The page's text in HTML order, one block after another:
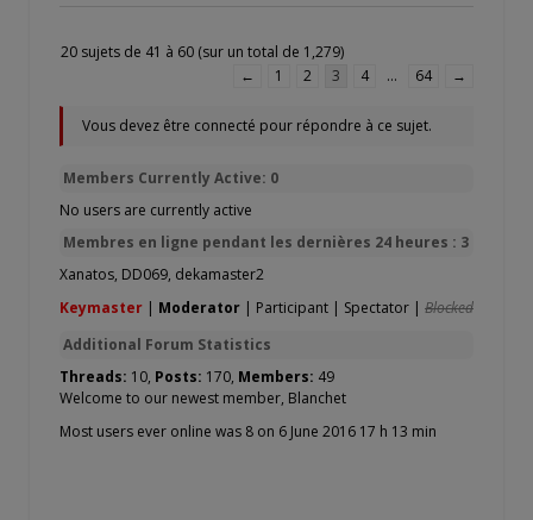
20 sujets de 41 à 60 (sur un total de 1,279)
←
1 2 3 4 … 64 →
Vous devez être connecté pour répondre à ce sujet.
Members Currently Active: 0
No users are currently active
Membres en ligne pendant les dernières 24 heures : 3
Xanatos, DD069, dekamaster2
Keymaster | Moderator | Participant | Spectator | Blocked
Additional Forum Statistics
Threads: 10, Posts: 170, Members: 49
Welcome to our newest member, Blanchet
Most users ever online was 8 on 6 June 2016 17 h 13 min